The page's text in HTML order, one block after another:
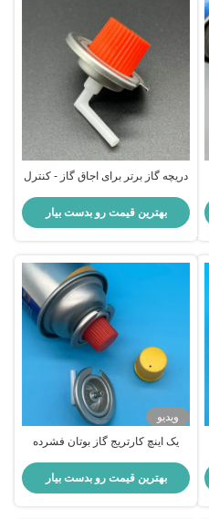
دریچه گاز برتر برای اجاق گاز - کنترل
بهترین قیمت رو بدست بیار
ویدیو
یک اینچ کارتریج گاز بوتان فشرده
تنظیم کننده آشپزی قابل حمل
بهترین قیمت رو بدست بیار